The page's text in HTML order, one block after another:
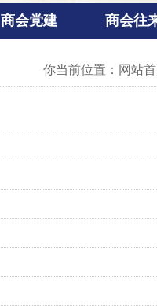
商会党建 商会往
你当前位置： 网站